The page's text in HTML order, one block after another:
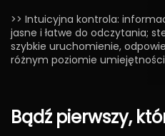
>> Intuicyjna kontrola:
jasne i łatwe do odczytania;
szybkie uruchomienie,
różnym poziomie
Bądź pierwszy,